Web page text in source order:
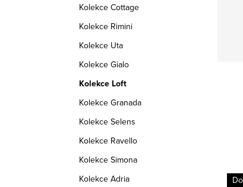
Kolekce Cottage
Kolekce Rimini
Kolekce Uta
Kolekce Gialo
Kolekce Loft
Kolekce Granada
Kolekce Selens
Kolekce Ravello
Kolekce Simona
Kolekce Adria
Doprava zdarma